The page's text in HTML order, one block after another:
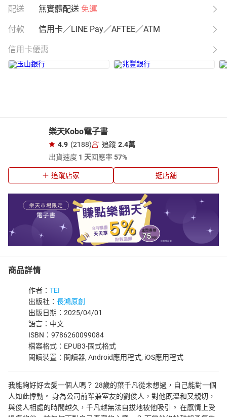
配送 無實體配送 免運
付款 信用卡／LINE Pay／AFTEE／ATM
信用卡優惠
樂天Kobo電子書
4.9 (2188) 追蹤 2.4萬
出貨速度 1 天回應率57%
追蹤店家 逛店舖
商品詳情
作者： TEI
出版社： 長鴻原創
出版日期：2025/04/01
語言：中文
ISBN：9786260099084
檔案格式：EPUB3-固式格式
閱讀裝置：閱讀器, Android應用程式, iOS應用程式
我能夠好好去愛一個人嗎？ 28歲的葉千凡從未想過，自己能對一個
人如此悸動。 身為公司前輩兼室友的劉俊人，對他既溫和又親切，
與俊人相處的時間越久，千凡越無法自拔地被他吸引。 在感情上受